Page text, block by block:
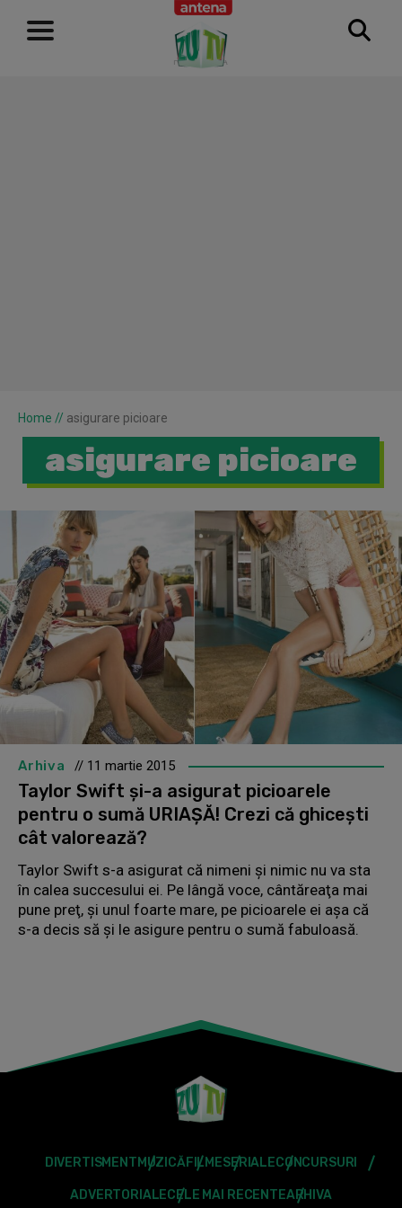
RECLAMĂ
Home // asigurare picioare
asigurare picioare
Arhiva // 11 martie 2015
Taylor Swift şi-a asigurat picioarele
pentru o sumă URIAŞĂ! Crezi că ghiceşti
cât valorează?
Taylor Swift s-a asigurat că nimeni şi nimic nu va sta
în calea succesului ei. Pe lângă voce, cântăreaţa mai
pune preţ, şi unul foarte mare, pe picioarele ei aşa că
s-a decis să şi le asigure pentru o sumă fabuloasă.
DIVERTISMENT MUZICĂFILMESERIALECONCURSURI
ADVERTORIALECELE MAI RECENTEARHIVA